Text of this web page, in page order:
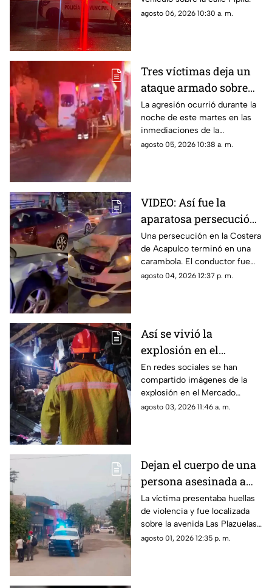
agosto 06, 2026 10:30 a. m.
Tres víctimas deja un
ataque armado sobre
carretera federal de
Iguala
La agresión ocurrió durante la
noche de este martes en las
inmediaciones de la
comunidad de El Naranjo.
agosto 05, 2026 10:38 a. m.
VIDEO: Así fue la
aparatosa persecución
que terminó en
carambola en la
Costera de Acapulco
Una persecución en la Costera
de Acapulco terminó en una
carambola. El conductor fue
detenido y reportan personas
agosto 04, 2026 12:37 p. m.
Así se vivió la
explosión en el
Mercado Central de
Acapulco que dejó
varios locales
afectados
En redes sociales se han
compartido imágenes de la
explosión en el Mercado
Central de Acapulco que dejó
agosto 03, 2026 11:46 a. m.
Dejan el cuerpo de una
persona asesinada a
balazos en la Sabana
La víctima presentaba huellas
de violencia y fue localizada
sobre la avenida Las Plazuelas
durante la madrugada.
agosto 01, 2026 12:35 p. m.